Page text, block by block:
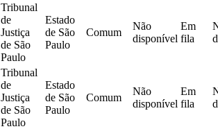
Tribunal
de
Justiça
de São
Paulo
Estado
de São
Paulo
Comum
Não
disponível
Em
fila
Tribunal
de
Justiça
de São
Paulo
Estado
de São
Paulo
Comum
Não
disponível
Em
fila